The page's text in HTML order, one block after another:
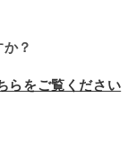
？
らをご覧ください